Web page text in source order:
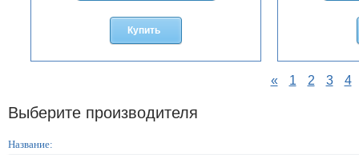
Выберите производителя
Название:
Купить
« 1 2 3 4